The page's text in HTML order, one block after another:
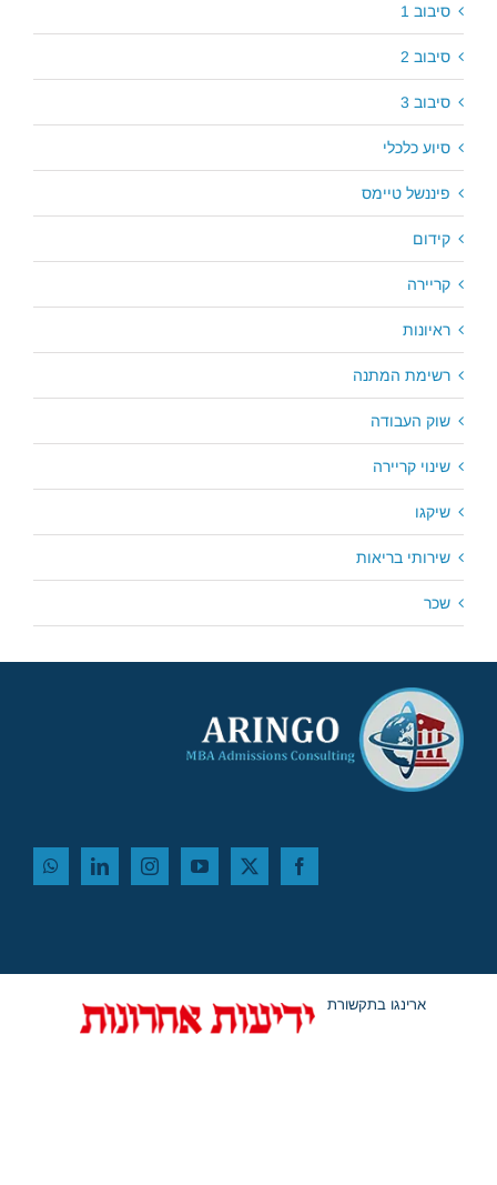
סיבוב 1
סיבוב 2
סיבוב 3
סיוע כלכלי
פיננשל טיימס
קידום
קריירה
ראיונות
רשימת המתנה
שוק העבודה
שינוי קריירה
שיקגו
שירותי בריאות
שכר
ארינגו בתקשורת